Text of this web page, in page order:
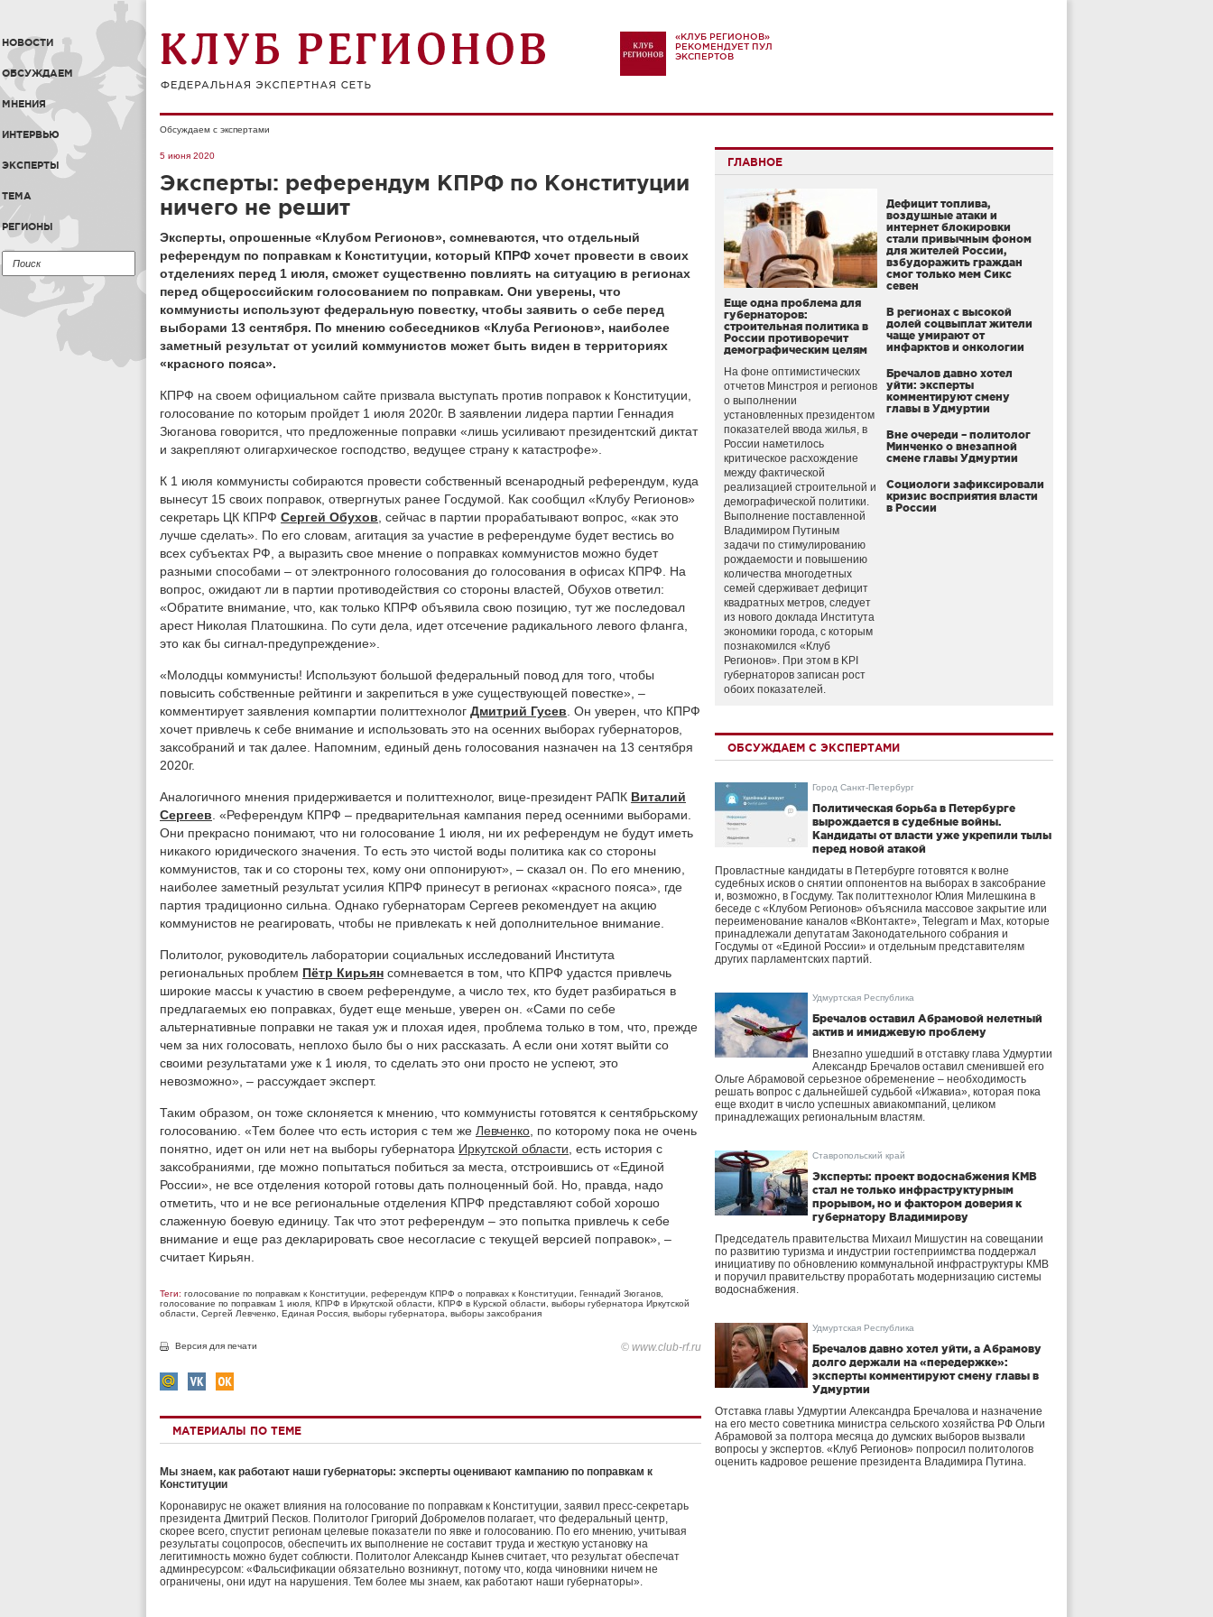
НОВОСТИ
ОБСУЖДАЕМ
МНЕНИЯ
ИНТЕРВЬЮ
ЭКСПЕРТЫ
ТЕМА
РЕГИОНЫ
«КЛУБ РЕГИОНОВ»
РЕКОМЕНДУЕТ ПУЛ
ЭКСПЕРТОВ
Обсуждаем с экспертами
5 июня 2020
Эксперты: референдум КПРФ по Конституции
ничего не решит
Эксперты, опрошенные «Клубом Регионов», сомневаются, что отдельный
референдум по поправкам к Конституции, который КПРФ хочет провести в своих
отделениях перед 1 июля, сможет существенно повлиять на ситуацию в регионах
перед общероссийским голосованием по поправкам. Они уверены, что
коммунисты используют федеральную повестку, чтобы заявить о себе перед
выборами 13 сентября. По мнению собеседников «Клуба Регионов», наиболее
заметный результат от усилий коммунистов может быть виден в территориях
«красного пояса».
КПРФ на своем официальном сайте призвала выступать против поправок к Конституции,
голосование по которым пройдет 1 июля 2020г. В заявлении лидера партии Геннадия
Зюганова говорится, что предложенные поправки «лишь усиливают президентский диктат
и закрепляют олигархическое господство, ведущее страну к катастрофе».
К 1 июля коммунисты собираются провести собственный всенародный референдум, куда
вынесут 15 своих поправок, отвергнутых ранее Госдумой. Как сообщил «Клубу Регионов»
секретарь ЦК КПРФ Сергей Обухов , сейчас в партии прорабатывают вопрос, «как это
лучше сделать». По его словам, агитация за участие в референдуме будет вестись во
всех субъектах РФ, а выразить свое мнение о поправках коммунистов можно будет
разными способами – от электронного голосования до голосования в офисах КПРФ. На
вопрос, ожидают ли в партии противодействия со стороны властей, Обухов ответил:
«Обратите внимание, что, как только КПРФ объявила свою позицию, тут же последовал
арест Николая Платошкина. По сути дела, идет отсечение радикального левого фланга,
это как бы сигнал-предупреждение».
«Молодцы коммунисты! Используют большой федеральный повод для того, чтобы
повысить собственные рейтинги и закрепиться в уже существующей повестке», –
комментирует заявления компартии политтехнолог Дмитрий Гусев . Он уверен, что КПРФ
хочет привлечь к себе внимание и использовать это на осенних выборах губернаторов,
заксобраний и так далее. Напомним, единый день голосования назначен на 13 сентября
2020г.
Аналогичного мнения придерживается и политтехнолог, вице-президент РАПК Виталий
Сергеев . «Референдум КПРФ – предварительная кампания перед осенними выборами.
Они прекрасно понимают, что ни голосование 1 июля, ни их референдум не будут иметь
никакого юридического значения. То есть это чистой воды политика как со стороны
коммунистов, так и со стороны тех, кому они оппонируют», – сказал он. По его мнению,
наиболее заметный результат усилия КПРФ принесут в регионах «красного пояса», где
партия традиционно сильна. Однако губернаторам Сергеев рекомендует на акцию
коммунистов не реагировать, чтобы не привлекать к ней дополнительное внимание.
Политолог, руководитель лаборатории социальных исследований Института
региональных проблем Пётр Кирьян сомневается в том, что КПРФ удастся привлечь
широкие массы к участию в своем референдуме, а число тех, кто будет разбираться в
предлагаемых ею поправках, будет еще меньше, уверен он. «Сами по себе
альтернативные поправки не такая уж и плохая идея, проблема только в том, что, прежде
чем за них голосовать, неплохо было бы о них рассказать. А если они хотят выйти со
своими результатами уже к 1 июля, то сделать это они просто не успеют, это
невозможно», – рассуждает эксперт.
Таким образом, он тоже склоняется к мнению, что коммунисты готовятся к сентябрьскому
голосованию. «Тем более что есть история с тем же Левченко , по которому пока не очень
понятно, идет он или нет на выборы губернатора Иркутской области , есть история с
заксобраниями, где можно попытаться побиться за места, отстроившись от «Единой
России», не все отделения которой готовы дать полноценный бой. Но, правда, надо
отметить, что и не все региональные отделения КПРФ представляют собой хорошо
слаженную боевую единицу. Так что этот референдум – это попытка привлечь к себе
внимание и еще раз декларировать свое несогласие с текущей версией поправок», –
считает Кирьян.
Теги: голосование по поправкам к Конституции референдум КПРФ о поправках к Конституции Геннадий Зюганов
голосование по поправкам 1 июля КПРФ в Иркутской области КПРФ в Курской области
выборы губернатора Иркутской
области
Сергей Левченко Единая Россия выборы губернатора выборы заксобрания
Версия для печати © www.club-rf.ru
МАТЕРИАЛЫ ПО ТЕМЕ
Мы знаем, как работают наши губернаторы: эксперты оценивают кампанию по поправкам к
Конституции
Коронавирус не окажет влияния на голосование по поправкам к Конституции, заявил пресс-секретарь
президента Дмитрий Песков. Политолог Григорий Добромелов полагает, что федеральный центр,
скорее всего, спустит регионам целевые показатели по явке и голосованию. По его мнению, учитывая
результаты соцопросов, обеспечить их выполнение не составит труда и жесткую установку на
легитимность можно будет соблюсти. Политолог Александр Кынев считает, что результат обеспечат
админресурсом: «Фальсификации обязательно возникнут, потому что, когда чиновники ничем не
ограничены, они идут на нарушения. Тем более мы знаем, как работают наши губернаторы».
ГЛАВНОЕ
Еще одна проблема для
губернаторов:
строительная политика в
России противоречит
демографическим целям
На фоне оптимистических
отчетов Минстроя и регионов
о выполнении
установленных президентом
показателей ввода жилья, в
России наметилось
критическое расхождение
между фактической
реализацией строительной и
демографической политики.
Выполнение поставленной
Владимиром Путиным
задачи по стимулированию
рождаемости и повышению
количества многодетных
семей сдерживает дефицит
квадратных метров, следует
из нового доклада Института
экономики города, с которым
познакомился «Клуб
Регионов». При этом в KPI
губернаторов записан рост
обоих показателей.
Дефицит топлива,
воздушные атаки и
интернет блокировки
стали привычным фоном
для жителей России,
взбудоражить граждан
смог только мем Сикс
севен
В регионах с высокой
долей соцвыплат жители
чаще умирают от
инфарктов и онкологии
Бречалов давно хотел
уйти: эксперты
комментируют смену
главы в Удмуртии
Вне очереди – политолог
Минченко о внезапной
смене главы Удмуртии
Социологи зафиксировали
кризис восприятия власти
в России
ОБСУЖДАЕМ С ЭКСПЕРТАМИ
Город Санкт-Петербург
Политическая борьба в Петербурге
вырождается в судебные войны.
Кандидаты от власти уже укрепили тылы
перед новой атакой
Провластные кандидаты в Петербурге готовятся к волне
судебных исков о снятии оппонентов на выборах в заксобрание
и, возможно, в Госдуму. Так политтехнолог Юлия Милешкина в
беседе с «Клубом Регионов» объяснила массовое закрытие или
переименование каналов «ВКонтакте», Telegram и Max, которые
принадлежали депутатам Законодательного собрания и
Госдумы от «Единой России» и отдельным представителям
других парламентских партий.
Удмуртская Республика
Бречалов оставил Абрамовой нелетный
актив и имиджевую проблему
Внезапно ушедший в отставку глава Удмуртии
Александр Бречалов оставил сменившей его
Ольге Абрамовой серьезное обременение – необходимость
решать вопрос с дальнейшей судьбой «Ижавиа», которая пока
еще входит в число успешных авиакомпаний, целиком
принадлежащих региональным властям.
Ставропольский край
Эксперты: проект водоснабжения КМВ
стал не только инфраструктурным
прорывом, но и фактором доверия к
губернатору Владимирову
Председатель правительства Михаил Мишустин на совещании
по развитию туризма и индустрии гостеприимства поддержал
инициативу по обновлению коммунальной инфраструктуры КМВ
и поручил правительству проработать модернизацию системы
водоснабжения.
Удмуртская Республика
Бречалов давно хотел уйти, а Абрамову
долго держали на «передержке»:
эксперты комментируют смену главы в
Удмуртии
Отставка главы Удмуртии Александра Бречалова и назначение
на его место советника министра сельского хозяйства РФ Ольги
Абрамовой за полтора месяца до думских выборов вызвали
вопросы у экспертов. «Клуб Регионов» попросил политологов
оценить кадровое решение президента Владимира Путина.